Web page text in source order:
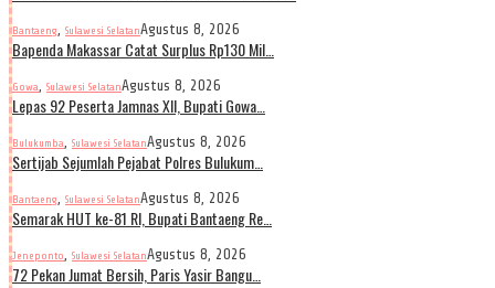
Bantaeng, Sulawesi SelatanAgustus 8, 2026
Bapenda Makassar Catat Surplus Rp130 Mil…
Gowa, Sulawesi SelatanAgustus 8, 2026
Lepas 92 Peserta Jamnas XII, Bupati Gowa…
Bulukumba, Sulawesi SelatanAgustus 8, 2026
Sertijab Sejumlah Pejabat Polres Bulukum…
Bantaeng, Sulawesi SelatanAgustus 8, 2026
Semarak HUT ke-81 RI, Bupati Bantaeng Re…
Jeneponto, Sulawesi SelatanAgustus 8, 2026
72 Pekan Jumat Bersih, Paris Yasir Bangu…